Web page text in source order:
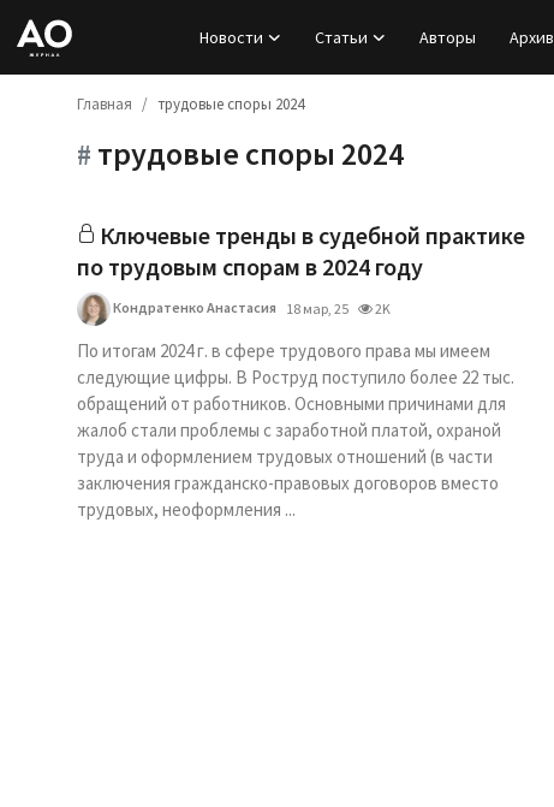
Новости Статьи Авторы Архив
Регистрация
Новости
Авторы
База знаний
Подписка
Главная трудовые споры 2024
# трудовые споры 2024
Ключевые тренды в судебной практике
по трудовым спорам в 2024 году
Кондратенко Анастасия 18 мар, 25 2K
По итогам 2024 г. в сфере трудового права мы имеем
следующие цифры. В Роструд поступило более 22 тыс.
обращений от работников. Основными причинами для
жалоб стали проблемы с заработной платой, охраной
труда и оформлением трудовых отношений (в части
заключения гражданско-правовых договоров вместо
трудовых, неоформления ...